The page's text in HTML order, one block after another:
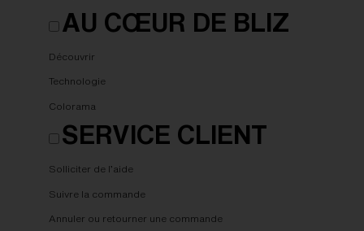
AU CŒUR DE BLIZ
Découvrir
Technologie
Colorama
SERVICE CLIENT
Solliciter de l’aide
Suivre la commande
Annuler ou retourner une commande